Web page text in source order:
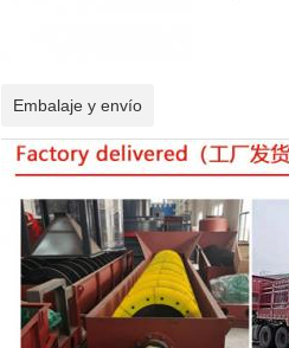
Embalaje y envío